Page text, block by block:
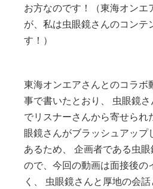
お方なのです！（東海オンエ
が、私は虫眼鏡さんのコンテ
す！）
東海オンエアさんとのコラボ
事で書いたとおり、 虫眼鏡
でリスナーさんから寄せられ
眼鏡さんがブラッシュアッ
あるため、 企画者である虫
ので、今回の動画は面接後の
く、 虫眼鏡さんと厚地の会